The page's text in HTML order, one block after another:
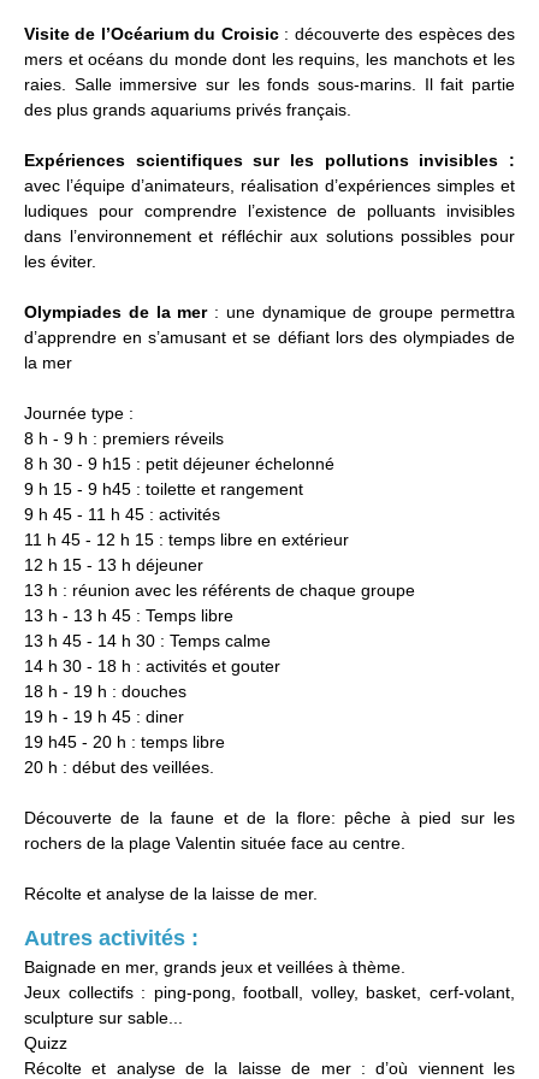
Visite de l’Océarium du Croisic : découverte des espèces des
mers et océans du monde dont les requins, les manchots et les
raies. Salle immersive sur les fonds sous-marins. Il fait partie
des plus grands aquariums privés français.
Expériences scientifiques sur les pollutions invisibles :
avec l’équipe d’animateurs, réalisation d’expériences simples et
ludiques pour comprendre l’existence de polluants invisibles
dans l’environnement et réfléchir aux solutions possibles pour
les éviter.
Olympiades de la mer : une dynamique de groupe permettra
d’apprendre en s’amusant et se défiant lors des olympiades de
la mer
Journée type :
8 h - 9 h : premiers réveils
8 h 30 - 9 h15 : petit déjeuner échelonné
9 h 15 - 9 h45 : toilette et rangement
9 h 45 - 11 h 45 : activités
11 h 45 - 12 h 15 : temps libre en extérieur
12 h 15 - 13 h déjeuner
13 h : réunion avec les référents de chaque groupe
13 h - 13 h 45 : Temps libre
13 h 45 - 14 h 30 : Temps calme
14 h 30 - 18 h : activités et gouter
18 h - 19 h : douches
19 h - 19 h 45 : diner
19 h45 - 20 h : temps libre
20 h : début des veillées.
Découverte de la faune et de la flore: pêche à pied sur les
rochers de la plage Valentin située face au centre.
Récolte et analyse de la laisse de mer.
Autres activités :
Baignade en mer, grands jeux et veillées à thème.
Jeux collectifs : ping-pong, football, volley, basket, cerf-volant,
sculpture sur sable...
Quizz
Récolte et analyse de la laisse de mer : d’où viennent les